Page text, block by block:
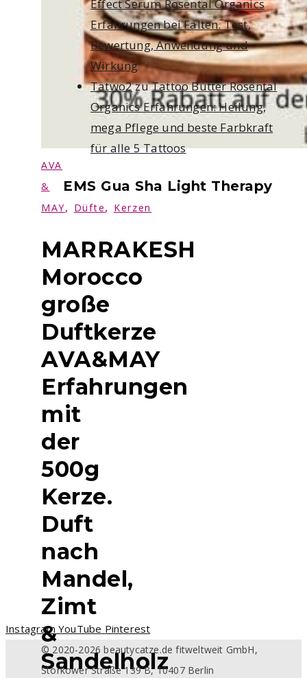
AVA
&
MAY, Düfte, Kerzen
MARRAKESH
Morocco
große
Duftkerze
AVA&MAY
Erfahrungen
mit
der
500g
Kerze.
Duft
nach
Mandel,
Zimt
&
Sandelholz
Effect Serum Rosental Organics
Erfahrungen bei Falten. Test,
Bewertung, Anwendung und
Wirkung
Tatwo2zuTattoo Butter Rosental
Organics Erfahrungen: Heilung,
mega Pflege und beste Farbkraft
für alle 5 Tattoos
EMS Gua Sha Light Therapy
Instagram YouTube Pinterest
© 2020-2026 beautycatze.de fitweltweit GmbH,
Storkower Straße 139 B, 10407 Berlin